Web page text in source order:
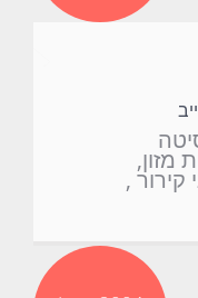
מזון,
,